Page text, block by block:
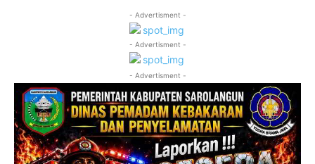
- Advertisment -
- Advertisment -
- Advertisment -